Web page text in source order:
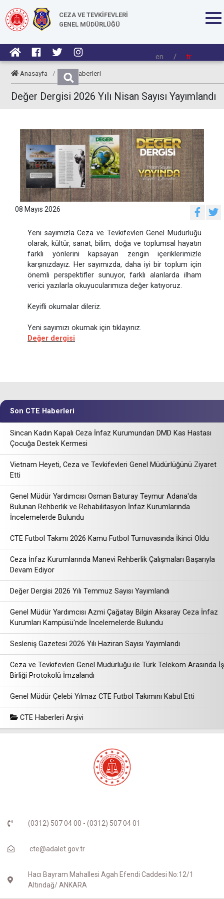
CEZA VE TEVKİFEVLERİ
GENEL MÜDÜRLÜĞÜ
en / tr
Anasayfa / CTE Haberleri
Değer Dergisi 2026 Yılı Nisan Sayısı Yayımlandı
08 Mayıs 2026
Yeni sayımızla Ceza ve Tevkifevleri Genel Müdürlüğü
olarak, kültür, sanat, bilim, doğa ve toplumsal hayatın
farklı yönlerini kapsayan zengin içeriklerimizle
karşınızdayız. Her sayımızda, daha iyi bir toplum için
önemli perspektifler sunuyor, farklı alanlarda ilham
verici yazılarla okuyucularımıza değer katıyoruz.
Keyifli okumalar dileriz.
Yeni sayımızı okumak için tıklayınız.
Değer dergisi
Son CTE Haberleri
Sincan Kadın Kapalı Ceza İnfaz Kurumundan DMD Kas Hastası
Çocuğa Destek Kermesi
Vietnam Heyeti, Ceza ve Tevkifevleri Genel Müdürlüğünü Ziyaret
Etti
Genel Müdür Yardımcısı Osman Baturay Teymur Adana'da
Bulunan Rehberlik ve Rehabilitasyon İnfaz Kurumlarında
İncelemelerde Bulundu
CTE Futbol Takımı 2026 Kamu Futbol Turnuvasında İkinci Oldu
Ceza İnfaz Kurumlarında Manevi Rehberlik Çalışmaları Başarıyla
Devam Ediyor
Değer Dergisi 2026 Yılı Temmuz Sayısı Yayımlandı
Genel Müdür Yardımcısı Azmi Çağatay Bilgin Aksaray Ceza İnfaz
Kurumları Kampüsü'nde İncelemelerde Bulundu
Sesleniş Gazetesi 2026 Yılı Haziran Sayısı Yayımlandı
Ceza ve Tevkifevleri Genel Müdürlüğü ile Türk Telekom Arasında İş
Birliği Protokolü İmzalandı
Genel Müdür Çelebi Yılmaz CTE Futbol Takımını Kabul Etti
CTE Haberleri Arşivi
(0312) 507 04 00 - (0312) 507 04 01
cte@adalet.gov.tr
Hacı Bayram Mahallesi Agah Efendi Caddesi No:12/1
Altındağ/ ANKARA